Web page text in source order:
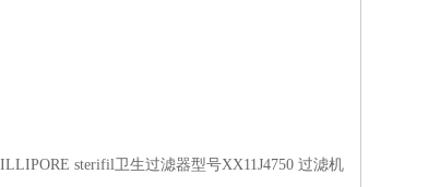
sterifil卫生过滤器型号XX11J4750 过滤机